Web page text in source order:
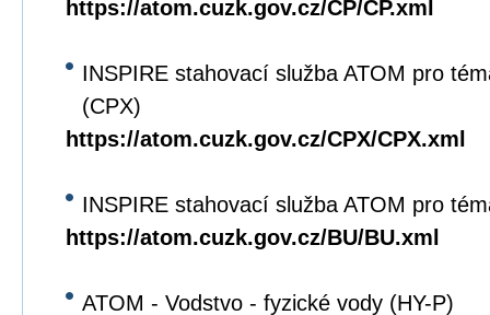
https://atom.cuzk.gov.cz/CP/CP.xml
INSPIRE stahovací služba ATOM pro
(CPX)
https://atom.cuzk.gov.cz/CPX/CPX.xml
INSPIRE stahovací služba ATOM pro
https://atom.cuzk.gov.cz/BU/BU.xml
ATOM - Vodstvo - fyzické vody (HY-P)